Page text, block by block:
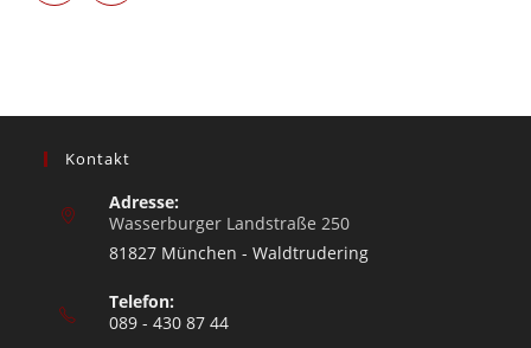
Kontakt
Adresse:
Wasserburger Landstraße 250
81827 München - Waldtrudering
Telefon:
089 - 430 87 44